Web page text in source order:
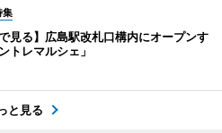
集
で見る】広島駅改札口構内にオープンす
トレマルシェ」
と見る